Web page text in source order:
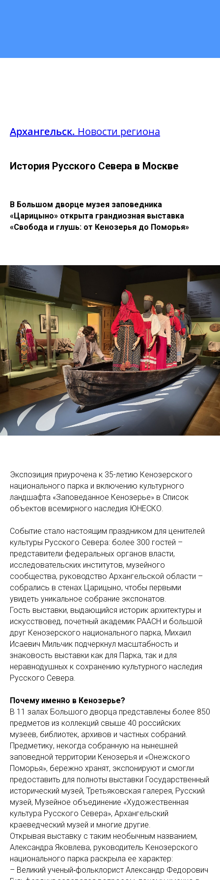
Архангельск. Новости региона
История Русского Севера в Москве
В Большом дворце музея заповедника
«Царицыно» открыта грандиозная выставка
«Свобода и глушь: от Кенозерья до Поморья»
Экспозиция приурочена к 35-летию Кенозерского
национального парка и включению культурного
ландшафта «Заповеданное Кенозерье» в Список
объектов всемирного наследия ЮНЕСКО.
Событие стало настоящим праздником для ценителей
культуры Русского Севера: более 300 гостей –
представители федеральных органов власти,
исследовательских институтов, музейного
сообщества, руководство Архангельской области –
собрались в стенах Царицыно, чтобы первыми
увидеть уникальное собрание экспонатов.
Гость выставки, выдающийся историк архитектуры и
искусствовед, почетный академик РААСН и большой
друг Кенозерского национального парка, Михаил
Исаевич Мильчик подчеркнул масштабность и
знаковость выставки как для Парка, так и для
неравнодушных к сохранению культурного наследия
Русского Севера.
Почему именно в Кенозерье?
В 11 залах Большого дворца представлены более 850
предметов из коллекций свыше 40 российских
музеев, библиотек, архивов и частных собраний.
Предметику, некогда собранную на нынешней
заповедной территории Кенозерья и «Онежского
Поморья», бережно хранят, экспонируют и смогли
предоставить для полноты выставки Государственный
исторический музей, Третьяковская галерея, Русский
музей, Музейное объединение «Художественная
культура Русского Севера», Архангельский
краеведческий музей и многие другие.
Открывая выставку с таким необычным названием,
Александра Яковлева, руководитель Кенозерского
национального парка раскрыла ее характер:
– Великий ученый‑фольклорист Александр Федорович